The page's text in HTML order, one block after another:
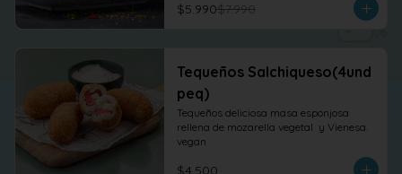
$5.990$7.990
Tequeños Salchiqueso(4und
peq)
Tequeños deliciosa masa esponjosa
rellena de mozarella vegetal  y Vienesa.
vegan
$4.500